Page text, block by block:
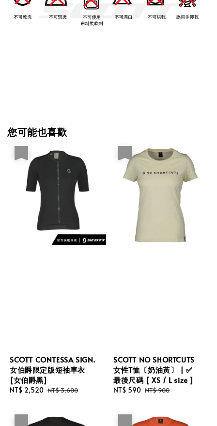
您可能也喜歡
SCOTT CONTESSA SIGN.
女伯爵限定版短袖車衣
[女伯爵黑]
Sale
NT$ 2,520 Regular
NT$ 3,600
SCOTT NO SHORTCUTS
女性T恤〔奶油黃〕 | ✅
最後尺碼 [ XS / L size ]
Sale
NT$ 590 Regular
NT$ 900